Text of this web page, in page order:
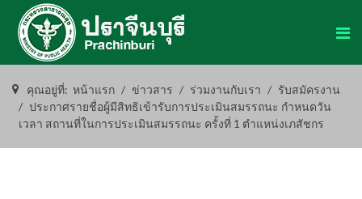
คุณอยู่ที่: หน้าแรก ข่าวสาร ร่วมงานกับเรา
รับสมัครงาน
ประกาศรายชื่อผู้มีสิทธิเข้ารับการประเมินสมรรถนะ กำหนดวัน
เวลา สถานที่ในการประเมินสมรรถนะ ครั้งที่ 1 ตำแหน่งเภสัชกร